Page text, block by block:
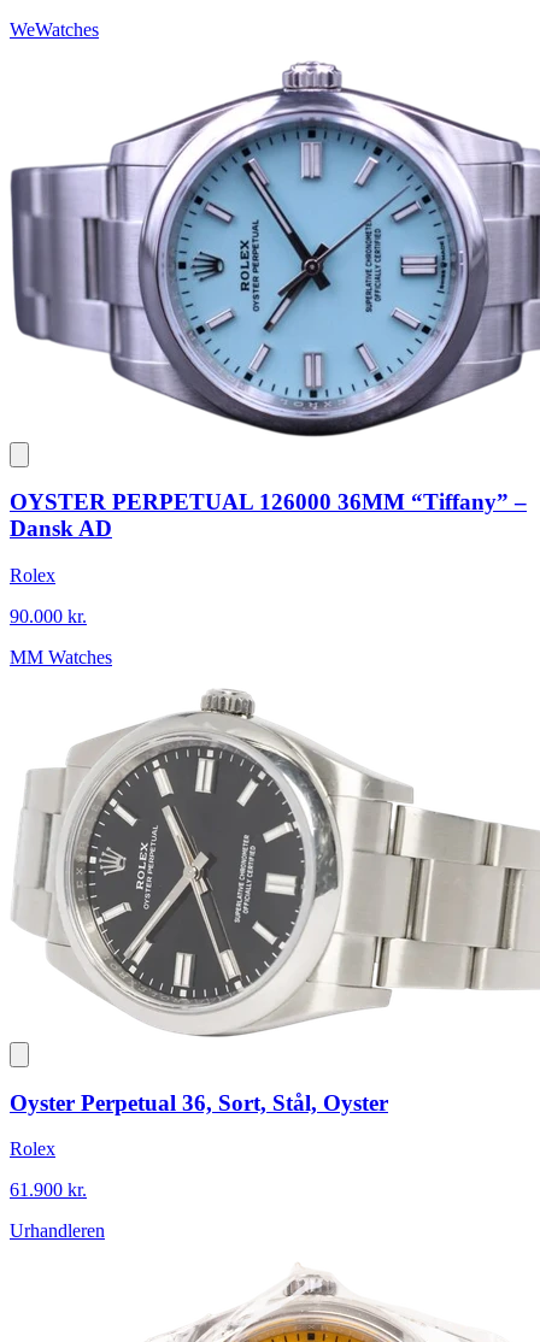
WeWatches
OYSTER PERPETUAL 126000 36MM “Tiffany” –
Dansk AD
Rolex
90.000 kr.
MM Watches
Oyster Perpetual 36, Sort, Stål, Oyster
Rolex
61.900 kr.
Urhandleren